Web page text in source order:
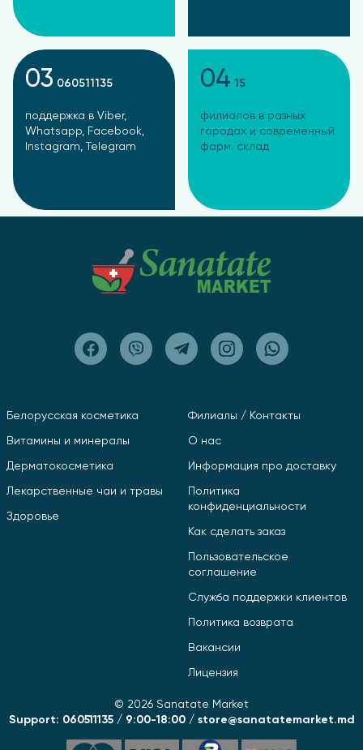
03 060511135
поддержка в Viber,
Whatsapp, Facebook,
Instagram, Telegram
04 15
филиалов в разных
городах и современный
фарм. склад
Белорусская косметика
Витамины и минералы
Дерматокосметика
Лекарственные чаи и травы
Здоровье
Филиалы / Контакты
О нас
Информация про доставку
Политика
конфиденциальности
Как сделать заказ
Пользовательское
соглашение
Служба поддержки клиентов
Политика возврата
Вакансии
Лицензия
© 2026 Sanatate Market
Support: 060511135 / 9:00-18:00 / store@sanatatemarket.md